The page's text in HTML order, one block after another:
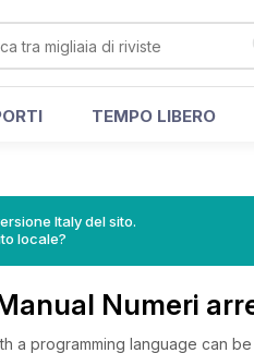
TEMPO LIBERO
Italy del sito.
locale?
Numeri
a programming language can